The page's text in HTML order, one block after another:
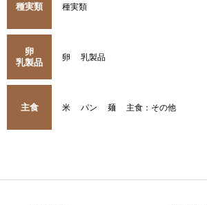
種実類 種実類
卵
乳製品
卵 乳製品
主食 米 パン 麺 主食：その他